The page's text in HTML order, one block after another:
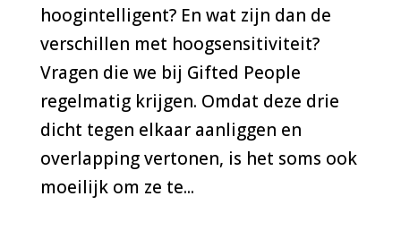
hoogintelligent? En wat zijn dan de
verschillen met hoogsensitiviteit?
Vragen die we bij Gifted People
regelmatig krijgen. Omdat deze drie
dicht tegen elkaar aanliggen en
overlapping vertonen, is het soms ook
moeilijk om ze te...